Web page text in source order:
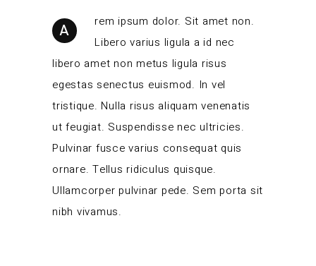
A
rem ipsum dolor. Sit amet non.
Libero varius ligula a id nec
libero amet non metus ligula risus
egestas senectus euismod. In vel
tristique. Nulla risus aliquam venenatis
ut feugiat. Suspendisse nec ultricies.
Pulvinar fusce varius consequat quis
ornare. Tellus ridiculus quisque.
Ullamcorper pulvinar pede. Sem porta sit
nibh vivamus.